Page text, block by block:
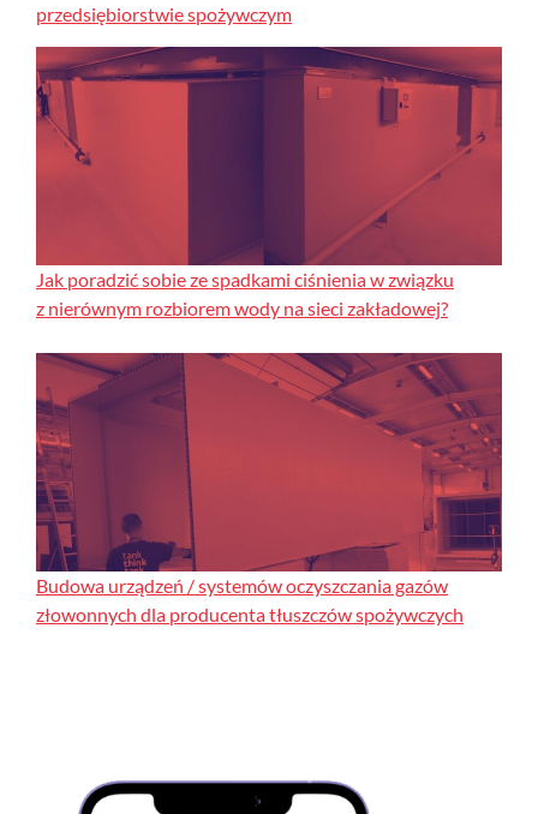
przedsiębiorstwie spożywczym
Jak poradzić sobie ze spadkami ciśnienia w związku
z nierównym rozbiorem wody na sieci zakładowej?
Budowa urządzeń / systemów oczyszczania gazów
złowonnych dla producenta tłuszczów spożywczych